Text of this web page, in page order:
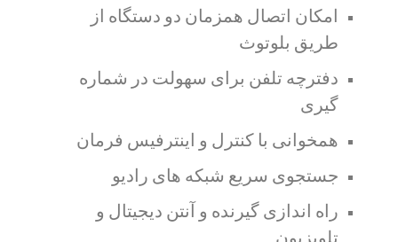
امکان اتصال همزمان دو دستگاه از
طریق بلوتوث
دفترچه تلفن برای سهولت در شماره
گیری
همخوانی با کنترل و اینترفیس فرمان
جستجوی سریع شبکه های رادیو
راه اندازی گیرنده و آنتن دیجیتال و
تلویزیون